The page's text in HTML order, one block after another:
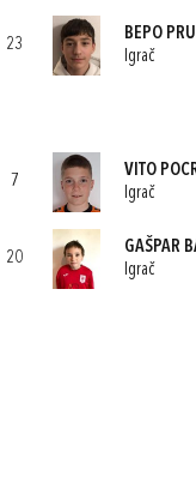
23
BEPO
Igrač
7
VITO
Igrač
20
GAŠPAR
Igrač